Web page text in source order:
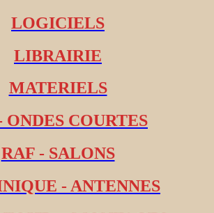
LOGICIELS
LIBRAIRIE
MATERIELS
ONDES COURTES
RAF - SALONS
- ANTENNES